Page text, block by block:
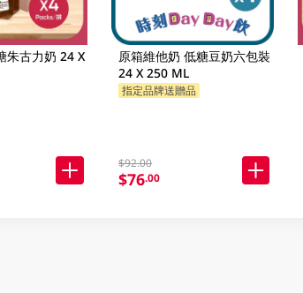
朱古力奶 24 X
原箱維他奶 低糖豆奶六包裝
24 X 250 ML
指定品牌送贈品
$92.00
$76.00